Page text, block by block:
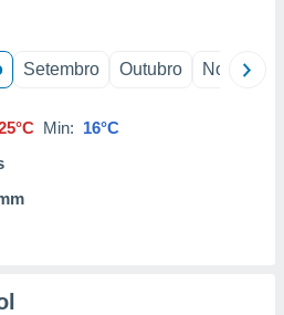
Setembro Outubro Novembro
Min: 16°C